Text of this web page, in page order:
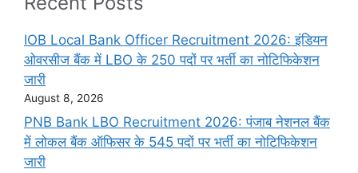
IOB Local Bank Officer Recruitment 2026: इंडियन
ओवरसीज बैंक में LBO के 250 पदों पर भर्ती का नोटिफिकेशन
जारी
August 8, 2026
PNB Bank LBO Recruitment 2026: पंजाब नेशनल बैंक
में लोकल बैंक ऑफिसर के 545 पदों पर भर्ती का नोटिफिकेशन
जारी